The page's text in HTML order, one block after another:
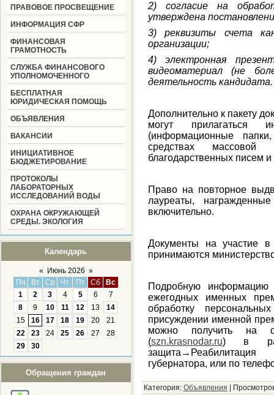
ПРАВОВОЕ ПРОСВЕЩЕНИЕ
ИНФОРМАЦИЯ СФР
ФИНАНСОВАЯ
ГРАМОТНОСТЬ
СЛУЖБА ФИНАНСОВОГО
УПОЛНОМОЧЕННОГО
БЕСПЛАТНАЯ
ЮРИДИЧЕСКАЯ ПОМОЩЬ
ОБЪЯВЛЕНИЯ
ВАКАНСИИ
ИНИЦИАТИВНОЕ
БЮДЖЕТИРОВАНИЕ
ПРОТОКОЛЫ
ЛАБОРАТОРНЫХ
ИССЛЕДОВАНИЙ ВОДЫ
ОХРАНА ОКРУЖАЮЩЕЙ
СРЕДЫ. ЭКОЛОГИЯ
Календарь
« Июнь 2026 »
Пн
Вт Ср Чт Пт Сб
Вс
1
2 3 4 5 6
7
8
9 10 11 12 13
14
15
16 17 18 19 20
21
22
23 24 25 26 27
28
29
30
Обращения граждан
2) согласие на
утверждена
3) реквизиты счета
организации;
4) электронная
видеоматериал (не
деятельность кандидата.
Дополнительно к пакету
могут прилагаться
(информационные
средствах
благодарственных писем и
Право на повторное
лауреаты,
включительно.
Документы на участие
принимаются
Подробную информацию
ежегодных именных
обработку
присуждении именной
можно получить на
(szn.krasnodar.ru) в
губернатора, или по
Категория: Объявления